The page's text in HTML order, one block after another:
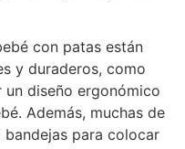
con patas están
y duraderos, como
diseño ergonómico
Además, muchas de
para colocar